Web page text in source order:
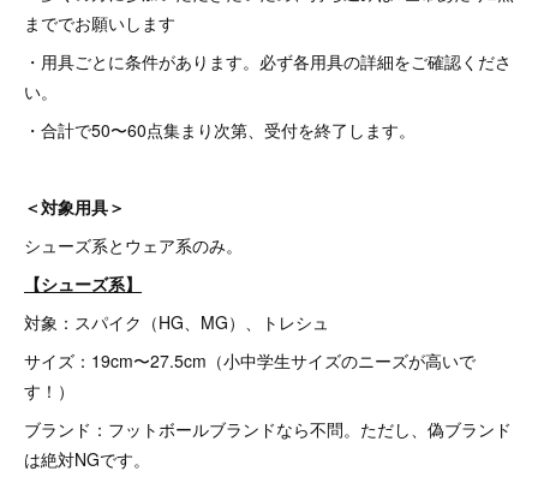
まででお願いします
・用具ごとに条件があります。必ず各用具の詳細をご確認くださ
い。
・合計で50〜60点集まり次第、受付を終了します。
＜対象用具＞
シューズ系とウェア系のみ。
【シューズ系】
対象：スパイク（HG、MG）、トレシュ
サイズ：19cm〜27.5cm（小中学生サイズのニーズが高いで
す！）
ブランド：フットボールブランドなら不問。ただし、偽ブランド
は絶対NGです。